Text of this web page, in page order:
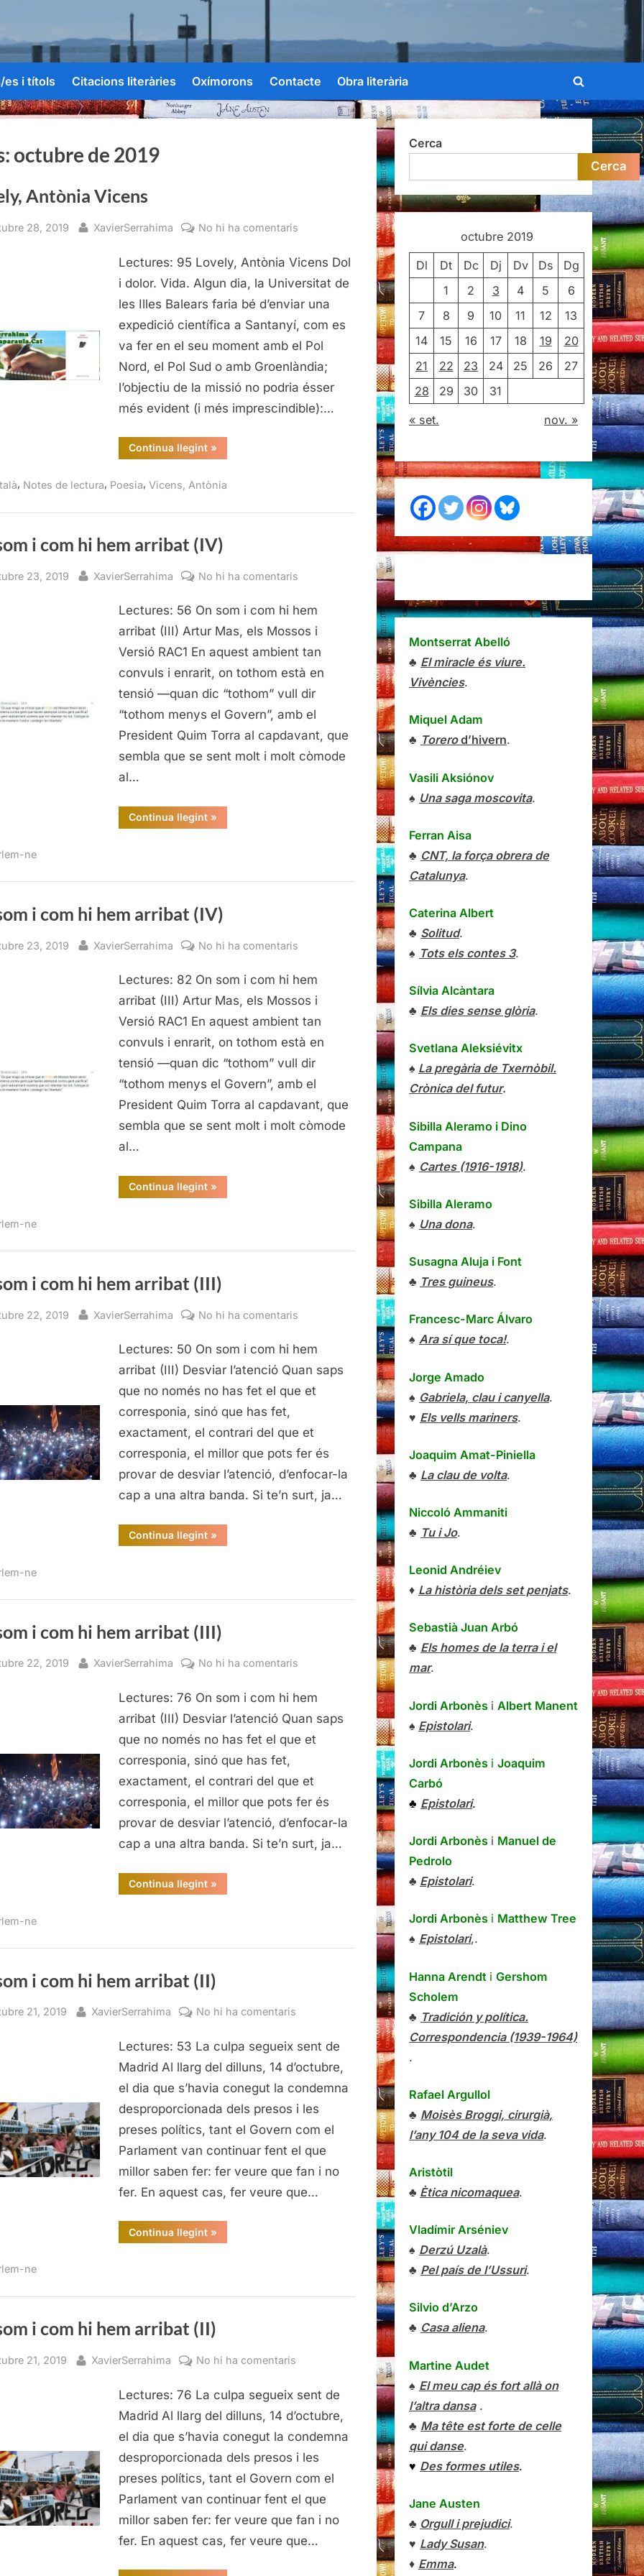
es i títols Citacions literàries Oxímorons Contacte Obra literària
Toggle
search
form
octubre de 2019
Antònia Vicens
28, 2019 By
XavierSerrahima No hi ha comentaris
Antònia
Vicens
Lectures: 95 Lovely, Antònia Vicens Dol
i dolor. Vida. Algun dia, la Universitat de
les Illes Balears faria bé d’enviar una
expedició científica a Santanyí, com es
va fer en el seu moment amb el Pol
Nord, el Pol Sud o amb Groenlàndia;
l’objectiu de la missió no podria ésser
més evident (i més imprescindible):…
Continua llegint“Lovely,
Antònia
»
, Notes de lectura, Poesia, Vicens, Antònia
i com hi hem arribat (IV)
23, 2019 By
XavierSerrahima No hi ha comentaris
som
i
com
hi
arribat
(IV)
Lectures: 56 On som i com hi hem
arribat (III) Artur Mas, els Mossos i
Versió RAC1 En aquest ambient tan
convuls i enrarit, on tothom està en
tensió —quan dic “tothom” vull dir
“tothom menys el Govern”, amb el
President Quim Torra al capdavant, que
sembla que se sent molt i molt còmode
al…
Continua llegint“On
som
»
ne
i com hi hem arribat (IV)
23, 2019 By
XavierSerrahima No hi ha comentaris
som
i
com
hi
arribat
(IV)
Lectures: 82 On som i com hi hem
arribat (III) Artur Mas, els Mossos i
Versió RAC1 En aquest ambient tan
convuls i enrarit, on tothom està en
tensió —quan dic “tothom” vull dir
“tothom menys el Govern”, amb el
President Quim Torra al capdavant, que
sembla que se sent molt i molt còmode
al…
Continua llegint“On
som
»
ne
i com hi hem arribat (III)
22, 2019 By
XavierSerrahima No hi ha comentaris
som
i
com
arribat
(III)
Lectures: 50 On som i com hi hem
arribat (III) Desviar l’atenció Quan saps
que no només no has fet el que et
corresponia, sinó que has fet,
exactament, el contrari del que et
corresponia, el millor que pots fer és
provar de desviar l’atenció, d’enfocar-la
cap a una altra banda. Si te’n surt, ja…
Continua llegint“On
som
»
ne
i com hi hem arribat (III)
22, 2019 By
XavierSerrahima No hi ha comentaris
som
i
com
arribat
(III)
Lectures: 76 On som i com hi hem
arribat (III) Desviar l’atenció Quan saps
que no només no has fet el que et
corresponia, sinó que has fet,
exactament, el contrari del que et
corresponia, el millor que pots fer és
provar de desviar l’atenció, d’enfocar-la
cap a una altra banda. Si te’n surt, ja…
Continua llegint“On
som
»
ne
i com hi hem arribat (II)
21, 2019 By
XavierSerrahima No hi ha comentaris
som
i
com
arribat
(II)
Lectures: 53 La culpa segueix sent de
Madrid Al llarg del dilluns, 14 d’octubre,
el dia que s’havia conegut la condemna
desproporcionada dels presos i les
preses polítics, tant el Govern com el
Parlament van continuar fent el que
millor saben fer: fer veure que fan i no
fer. En aquest cas, fer veure que…
Continua llegint“On
som
»
ne
i com hi hem arribat (II)
21, 2019 By
XavierSerrahima No hi ha comentaris
som
i
com
arribat
(II)
Lectures: 76 La culpa segueix sent de
Madrid Al llarg del dilluns, 14 d’octubre,
el dia que s’havia conegut la condemna
desproporcionada dels presos i les
preses polítics, tant el Govern com el
Parlament van continuar fent el que
millor saben fer: fer veure que fan i no
fer. En aquest cas, fer veure que…
Cerca
Cerca
octubre 2019
Dl Dt Dc Dj Dv Ds
Dg
1
2 3 4 5
6
7
8 9 10 11 12
13
14
15 16 17 18 19
20
21
22 23 24 25 26
27
28
29 30 31
« set. nov. »
Montserrat Abelló
♣ El miracle és viure.
Vivències.
Miquel Adam
♣ Torerod’hivern.
Vasili Aksiónov
♠ Una saga moscovita.
Ferran Aisa
♣ CNT, la força obrera de
Catalunya.
Caterina Albert
♣ Solitud.
♠ Tots els contes 3.
Sílvia Alcàntara
♣ Els dies sense glòria.
Svetlana Aleksiévitx
♠ La pregària de Txernòbil.
Crònica del futur.
Sibilla Aleramo i Dino
Campana
♠ Cartes (1916-1918).
Sibilla Aleramo
♠ Una dona.
Susagna Aluja i Font
♣ Tres guineus.
Francesc-Marc Álvaro
♠ Ara sí que toca!.
Jorge Amado
♠ Gabriela, clau i canyella.
♥ Els vells mariners.
Joaquim Amat-Piniella
♣ La clau de volta.
Niccoló Ammaniti
♣ Tu i Jo.
Leonid Andréiev
♦ La història dels set penjats.
Sebastià Juan Arbó
♣ Els homes de la terra i el
mar.
Jordi Arbonès i Albert Manent
♠ Epistolari.
Jordi Arbonès i Joaquim
Carbó
♣ Epistolari.
Jordi Arbonès i Manuel de
Pedrolo
♣ Epistolari.
Jordi Arbonès i Matthew Tree
♠ Epistolari,.
Hanna Arendt i Gershom
Scholem
♣ Tradición y política.
Correspondencia (1939-1964)
.
Rafael Argullol
♣ Moisès Broggi, cirurgià,
l’any 104 de la seva vida.
Aristòtil
♣ Ètica nicomaquea.
Vladímir Arséniev
♠ Derzú Uzalà.
♣ Pel país de l’Ussuri.
Silvio d’Arzo
♣ Casa aliena.
Martine Audet
♠ El meu cap és fort allà on
l’altra dansa.
♣ Ma tête est forte de celle
qui danse.
♥ Des formes utiles.
Jane Austen
♣ Orgull i prejudici.
♥ Lady Susan.
♦ Emma.